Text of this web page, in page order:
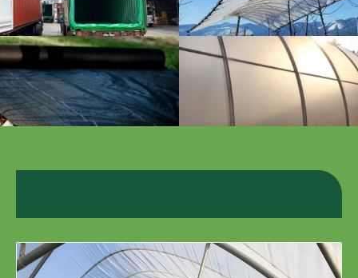
Productos
Solicitud
Noticias
Contáctenos